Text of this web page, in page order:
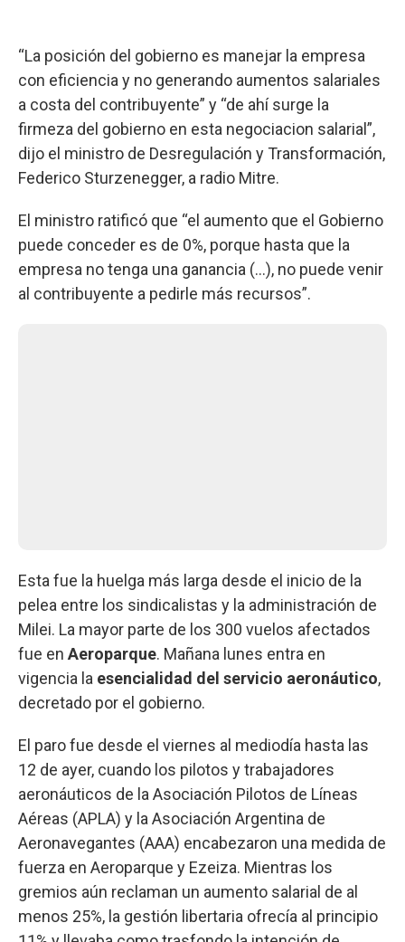
“La posición del gobierno es manejar la empresa
con eficiencia y no generando aumentos salariales
a costa del contribuyente” y “de ahí surge la
firmeza del gobierno en esta negociacion salarial”,
dijo el ministro de Desregulación y Transformación,
Federico Sturzenegger, a radio Mitre.
El ministro ratificó que “el aumento que el Gobierno
puede conceder es de 0%, porque hasta que la
empresa no tenga una ganancia (...), no puede venir
al contribuyente a pedirle más recursos”.
Esta fue la huelga más larga desde el inicio de la
pelea entre los sindicalistas y la administración de
Milei. La mayor parte de los 300 vuelos afectados
fue en Aeroparque. Mañana lunes entra en
vigencia la esencialidad del servicio aeronáutico,
decretado por el gobierno.
El paro fue desde el viernes al mediodía hasta las
12 de ayer, cuando los pilotos y trabajadores
aeronáuticos de la Asociación Pilotos de Líneas
Aéreas (APLA) y la Asociación Argentina de
Aeronavegantes (AAA) encabezaron una medida de
fuerza en Aeroparque y Ezeiza. Mientras los
gremios aún reclaman un aumento salarial de al
menos 25%, la gestión libertaria ofrecía al principio